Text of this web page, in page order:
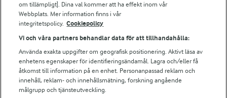
Följ oss
om tillämpligt]. Dina val kommer att ha effekt inom vår
Webbplats. Mer information finns i vår
integritetspolicy. Cookiepolicy
Vi och våra partners behandlar data för att tillhandahålla:
Använda exakta uppgifter om geografisk positionering. Aktivt läsa av
enhetens egenskaper för identifieringsändamål. Lagra och/eller få
åtkomst till information på en enhet. Personanpassad reklam och
innehåll, reklam- och innehållsmätning, forskning angående
målgrupp och tjänsteutveckling.